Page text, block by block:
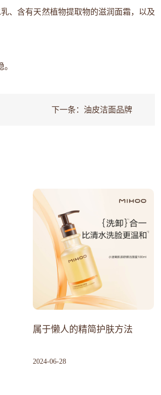
、含有天然植物提取物的滋润面霜，以及
下一条： 油皮洁面品牌
属于懒人的精简护肤方法
2024-06-28